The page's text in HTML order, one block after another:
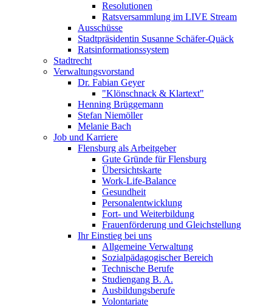
Resolutionen
Ratsversammlung im LIVE Stream
Ausschüsse
Stadtpräsidentin Susanne Schäfer-Quäck
Ratsinformationssystem
Stadtrecht
Verwaltungsvorstand
Dr. Fabian Geyer
"Klönschnack & Klartext"
Henning Brüggemann
Stefan Niemöller
Melanie Bach
Job und Karriere
Flensburg als Arbeitgeber
Gute Gründe für Flensburg
Übersichtskarte
Work-Life-Balance
Gesundheit
Personalentwicklung
Fort- und Weiterbildung
Frauenförderung und Gleichstellung
Ihr Einstieg bei uns
Allgemeine Verwaltung
Sozialpädagogischer Bereich
Technische Berufe
Studiengang B. A.
Ausbildungsberufe
Volontariate